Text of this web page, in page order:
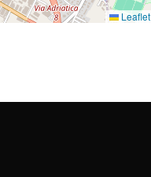
Leaflet